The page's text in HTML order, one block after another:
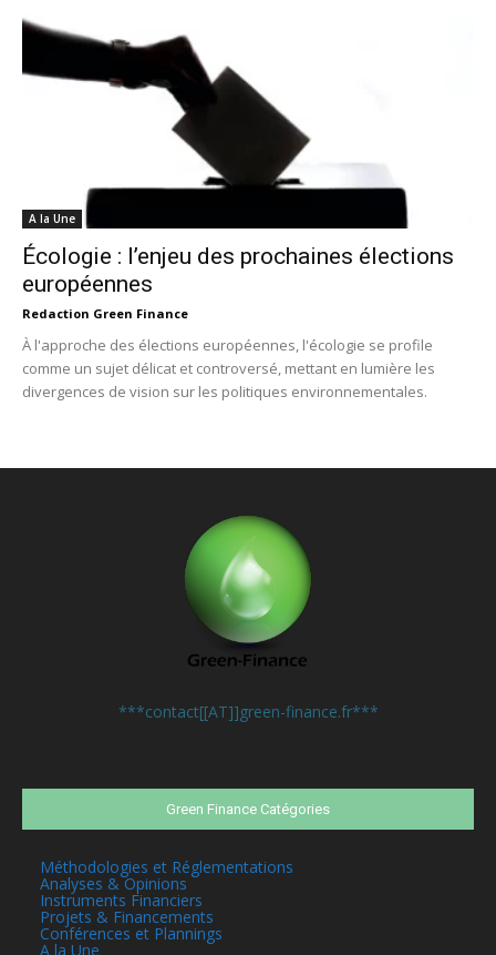
A la Une
Écologie : l’enjeu des prochaines élections
européennes
Redaction Green Finance
À l'approche des élections européennes, l'écologie se profile
comme un sujet délicat et controversé, mettant en lumière les
divergences de vision sur les politiques environnementales.
***contact[[AT]]green-finance.fr***
Green Finance Catégories
Méthodologies et Réglementations
Analyses & Opinions
Instruments Financiers
Projets & Financements
Conférences et Plannings
A la Une